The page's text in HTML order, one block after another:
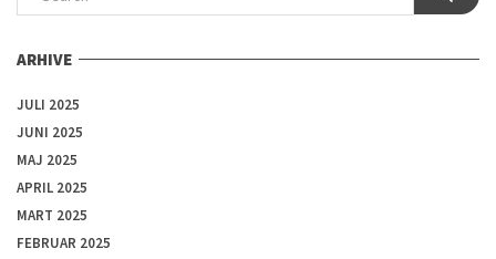
ARHIVE
JULI 2025
JUNI 2025
MAJ 2025
APRIL 2025
MART 2025
FEBRUAR 2025